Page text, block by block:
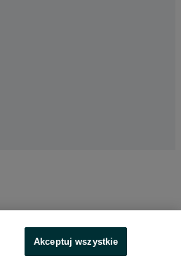
Akceptuj wszystkie